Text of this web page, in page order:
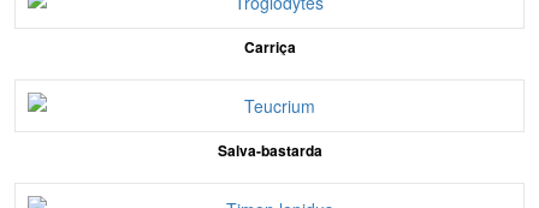
Carriça
Salva-bastarda